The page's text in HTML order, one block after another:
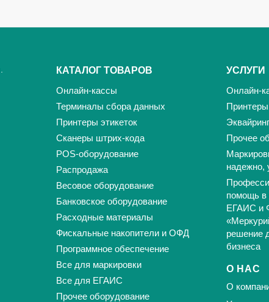
КАТАЛОГ ТОВАРОВ
Онлайн-кассы
Терминалы сбора данных
Принтеры этикеток
Сканеры штрих-кода
POS-оборудование
Распродажа
Весовое оборудование
Банковское оборудование
Расходные материалы
Фискальные накопители и ОФД
Программное обеспечение
Все для маркировки
Все для ЕГАИС
Прочее оборудование
УСЛУГИ
Онлайн-
Принтеры
Эквайринг
Прочее
надежно,
помощь в
ЕГАИС и
решение
бизнеса
О НАС
О